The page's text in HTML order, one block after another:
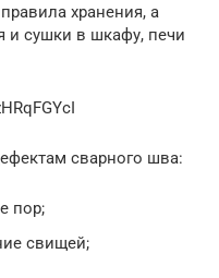
хранения, а
и сушки в шкафу, печи
сварного шва:
пор;
свищей;